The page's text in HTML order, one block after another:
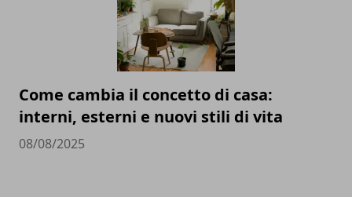
Come cambia il concetto di casa:
interni, esterni e nuovi stili di vita
08/08/2025